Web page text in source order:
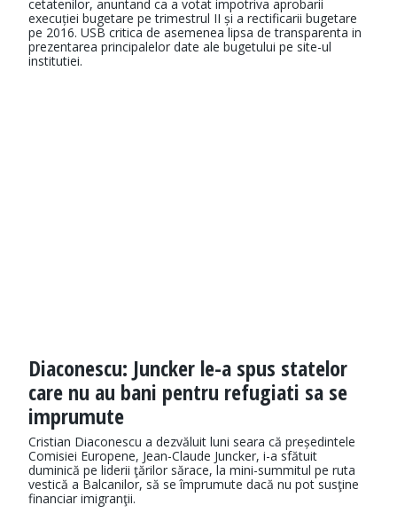
cetatenilor, anuntand ca a votat impotriva aprobarii
execuției bugetare pe trimestrul II și a rectificarii bugetare
pe 2016. USB critica de asemenea lipsa de transparenta in
prezentarea principalelor date ale bugetului pe site-ul
institutiei.
Diaconescu: Juncker le-a spus statelor
care nu au bani pentru refugiati sa se
imprumute
Cristian Diaconescu a dezvăluit luni seara că președintele
Comisiei Europene, Jean-Claude Juncker, i-a sfătuit
duminică pe liderii ţărilor sărace, la mini-summitul pe ruta
vestică a Balcanilor, să se împrumute dacă nu pot susţine
financiar imigranţii.